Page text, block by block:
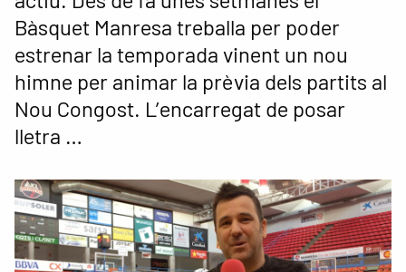
Bàsquet Manresa treballa per poder
estrenar la temporada vinent un nou
himne per animar la prèvia dels partits al
Nou Congost. L’encarregat de posar
lletra …